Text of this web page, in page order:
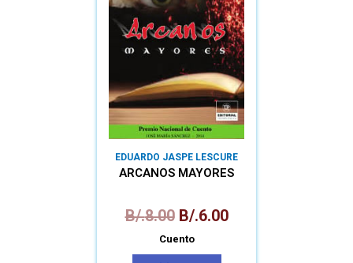
EDUARDO JASPE LESCURE
ARCANOS MAYORES
B/.8.00 B/.6.00
Cuento